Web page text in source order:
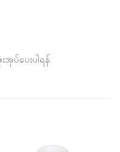
ပ်ပေးပါရန်